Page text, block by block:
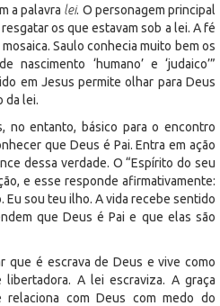
a palavra lei. O personagem principal
os que estavam sob a lei. A fé
Saulo conhecia muito bem os
‘humano’ e ‘judaico’”
em Jesus permite olhar para Deus
da lei.
no entanto, básico para o encontro
que Deus é Pai. Entra em ação
dessa verdade. O “Espírito do seu
e esse responde afirmativamente:
Eu sou teu ilho. A vida recebe sentido
que Deus é Pai e que elas são
que é escrava de Deus e vive como
A lei escraviza. A graça
com Deus com medo do